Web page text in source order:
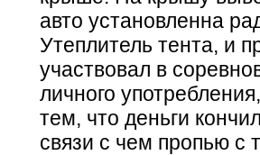
авто установленна
Утеплитель тента, и
участвовал в
личного
тем, что деньги
связи с чем пропью с